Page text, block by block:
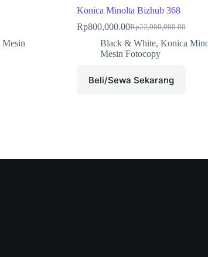
Mesin
Konica Minolta Bizhub 368
Rp22,000,000.00
Rp800,000.00
Black & White, Konica
Mesin Fotocopy
Beli/Sewa Sekarang